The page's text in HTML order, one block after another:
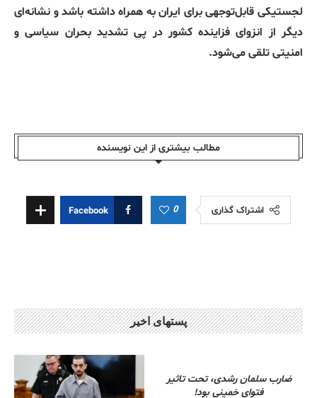
لجستیکی قابل‌توجهی برای ایران به همراه داشته باشد و نشانه‌ای
دیگر از انزوای فزاینده کشور در پی تشدید بحران سیاسی و
امنیتی تلقی می‌شود.
مطالب بیشتری از این نویسندە
اشتراک گذاری 0
Facebook
پستهای اخیر
ضارب سلمان رشدی، تحت تاثیر
فتوای خمینی بود!